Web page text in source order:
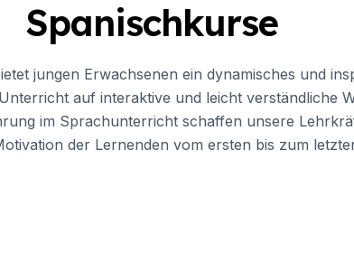
Spanischkurse
jungen Erwachsenen ein dynamisches und
auf interaktive und leicht verständliche
im Sprachunterricht schaffen unsere
der Lernenden vom ersten bis zum